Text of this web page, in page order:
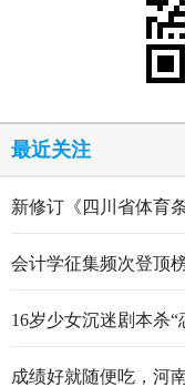
最近关注
新修订《四川省体育
会计学征集频次登顶
16岁少女沉迷剧本杀“
成绩好就随便吃，河